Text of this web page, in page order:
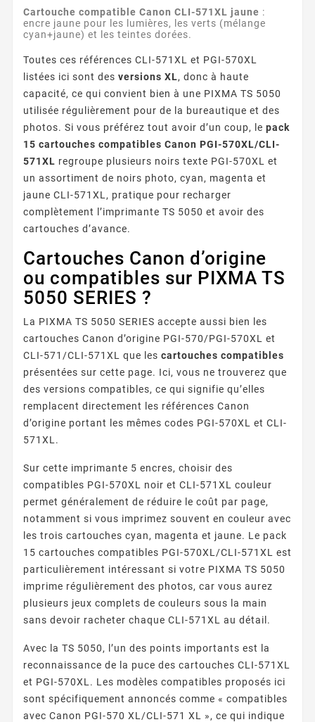
Cartouche compatible Canon CLI-571XL jaune :
encre jaune pour les lumières, les verts (mélange
cyan+jaune) et les teintes dorées.
Toutes ces références CLI-571XL et PGI-570XL
listées ici sont des versions XL, donc à haute
capacité, ce qui convient bien à une PIXMA TS 5050
utilisée régulièrement pour de la bureautique et des
photos. Si vous préférez tout avoir d’un coup, le pack
15 cartouches compatibles Canon PGI-570XL/CLI-
571XL regroupe plusieurs noirs texte PGI-570XL et
un assortiment de noirs photo, cyan, magenta et
jaune CLI-571XL, pratique pour recharger
complètement l’imprimante TS 5050 et avoir des
cartouches d’avance.
Cartouches Canon d’origine
ou compatibles sur PIXMA TS
5050 SERIES ?
La PIXMA TS 5050 SERIES accepte aussi bien les
cartouches Canon d’origine PGI-570/PGI-570XL et
CLI-571/CLI-571XL que les cartouches compatibles
présentées sur cette page. Ici, vous ne trouverez que
des versions compatibles, ce qui signifie qu’elles
remplacent directement les références Canon
d’origine portant les mêmes codes PGI-570XL et CLI-
571XL.
Sur cette imprimante 5 encres, choisir des
compatibles PGI-570XL noir et CLI-571XL couleur
permet généralement de réduire le coût par page,
notamment si vous imprimez souvent en couleur avec
les trois cartouches cyan, magenta et jaune. Le pack
15 cartouches compatibles PGI-570XL/CLI-571XL est
particulièrement intéressant si votre PIXMA TS 5050
imprime régulièrement des photos, car vous aurez
plusieurs jeux complets de couleurs sous la main
sans devoir racheter chaque CLI-571XL au détail.
Avec la TS 5050, l’un des points importants est la
reconnaissance de la puce des cartouches CLI-571XL
et PGI-570XL. Les modèles compatibles proposés ici
sont spécifiquement annoncés comme « compatibles
avec Canon PGI-570 XL/CLI-571 XL », ce qui indique